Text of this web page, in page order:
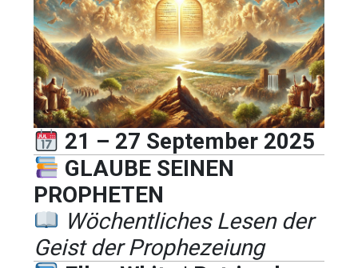
21 – 27 September 2025
GLAUBE SEINEN
PROPHETEN
Wöchentliches Lesen der
Geist der Prophezeiung